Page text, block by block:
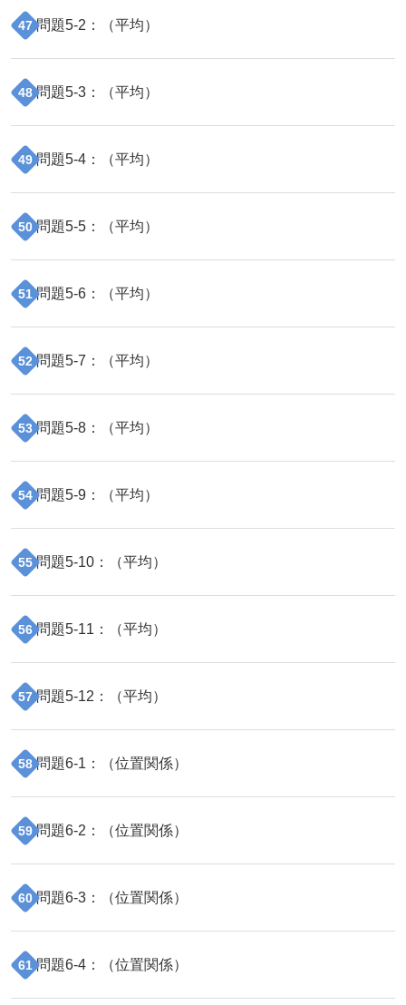
47 問題5-2 ：（平均）
48 問題5-3 ：（平均）
49 問題5-4 ：（平均）
50 問題5-5 ：（平均）
51 問題5-6 ：（平均）
52 問題5-7 ：（平均）
53 問題5-8 ：（平均）
54 問題5-9 ：（平均）
55 問題5-10 ：（平均）
56 問題5-11 ：（平均）
57 問題5-12 ：（平均）
58 問題6-1 ：（位置関係）
59 問題6-2 ：（位置関係）
60 問題6-3 ：（位置関係）
61 問題6-4 ：（位置関係）